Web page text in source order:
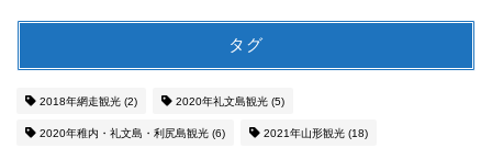
タグ
2018年網走観光 (2) 2020年礼文島観光 (5)
2020年稚内・礼文島・利尻島観光 (6) 2021年山形観光 (18)